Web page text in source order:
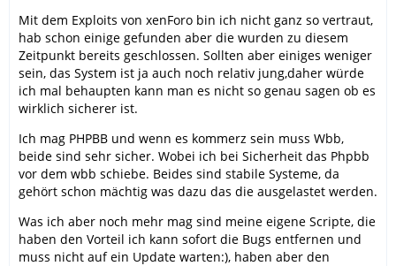
Mit dem Exploits von xenForo bin ich nicht ganz so vertraut,
hab schon einige gefunden aber die wurden zu diesem
Zeitpunkt bereits geschlossen. Sollten aber einiges weniger
sein, das System ist ja auch noch relativ jung,daher würde
ich mal behaupten kann man es nicht so genau sagen ob es
wirklich sicherer ist.
Ich mag PHPBB und wenn es kommerz sein muss Wbb,
beide sind sehr sicher. Wobei ich bei Sicherheit das Phpbb
vor dem wbb schiebe. Beides sind stabile Systeme, da
gehört schon mächtig was dazu das die ausgelastet werden.
Was ich aber noch mehr mag sind meine eigene Scripte, die
haben den Vorteil ich kann sofort die Bugs entfernen und
muss nicht auf ein Update warten:), haben aber den